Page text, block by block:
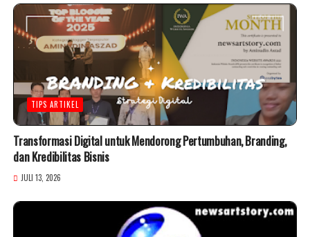
TIPS ARTIKEL
Transformasi Digital untuk Mendorong Pertumbuhan, Branding,
dan Kredibilitas Bisnis
JULI 13, 2026